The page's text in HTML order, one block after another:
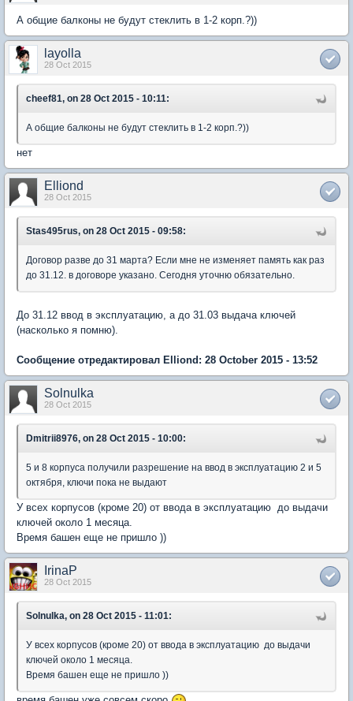
А общие балконы не будут стеклить в 1-2 корп.?))
layolla
28 Oct 2015
cheef81, on 28 Oct 2015 - 10:11:
А общие балконы не будут стеклить в 1-2 корп.?))
нет
Elliond
28 Oct 2015
Stas495rus, on 28 Oct 2015 - 09:58:
Договор разве до 31 марта? Если мне не изменяет память как раз
до 31.12. в договоре указано. Сегодня уточню обязательно.
До 31.12 ввод в эксплуатацию, а до 31.03 выдача ключей
(насколько я помню).
Сообщение отредактировал Elliond: 28 October 2015 - 13:52
Solnulka
28 Oct 2015
Dmitrii8976, on 28 Oct 2015 - 10:00:
5 и 8 корпуса получили разрешение на ввод в эксплуатацию 2 и 5
октября, ключи пока не выдают
У всех корпусов (кроме 20) от ввода в эксплуатацию до выдачи
ключей около 1 месяца.
Время башен еще не пришло ))
IrinaP
28 Oct 2015
Solnulka, on 28 Oct 2015 - 11:01:
У всех корпусов (кроме 20) от ввода в эксплуатацию до выдачи
ключей около 1 месяца.
Время башен еще не пришло ))